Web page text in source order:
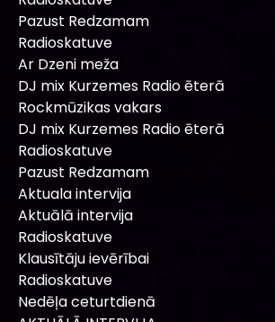
Pazust Redzamam
Radioskatuve
Ar Dzeni meža
DJ mix Kurzemes Radio ēterā
Rockmūzikas vakars
DJ mix Kurzemes Radio ēterā
Radioskatuve
Pazust Redzamam
Aktuala intervija
Aktuālā intervija
Radioskatuve
Klausītāju ievērībai
Radioskatuve
Nedēļa ceturtdienā